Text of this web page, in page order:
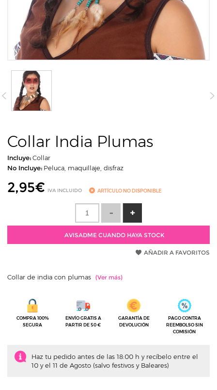
Collar India Plumas
Incluye:Collar
No Incluye: Peluca, maquillaje, disfraz
2,95€ IVA INCLUIDO ARTÍCULO NO DISPONIBLE
AVISADME CUANDO HAYA STOCK
AÑADIR A FAVORITOS
Collar de india con plumas
COMPRA 100%
SEGURA
ENVÍO GRATIS A
PARTIR DE 50 €
GARANTÍA DE
DEVOLUCIÓN
PAGO CONTRA
REEMBOLSO SIN
COMISIÓN
Haz tu pedido antes de las 18:00 h y recíbelo entre el
10 y el 11 de Agosto (salvo festivos y Baleares)